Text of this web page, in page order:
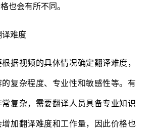
也会有所不同。
难度
视频的具体情况确定翻译难度，
复杂程度、专业性和敏感性等。有
复杂，需要翻译人员具备专业知识
加翻译难度和工作量，因此价格也